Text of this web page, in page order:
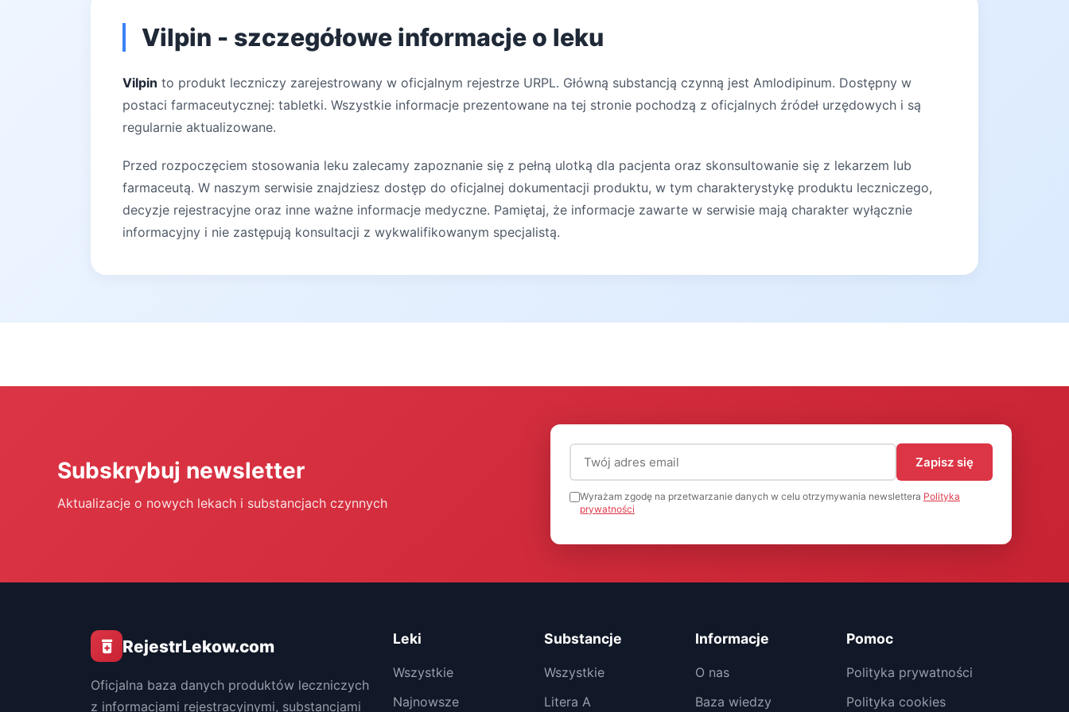
Vilpin - szczegółowe informacje o leku
Vilpin to produkt leczniczy zarejestrowany w oficjalnym rejestrze URPL. Główną substancją czynną jest Amlodipinum. Dostępny w
postaci farmaceutycznej: tabletki. Wszystkie informacje prezentowane na tej stronie pochodzą z oficjalnych źródeł urzędowych i są
regularnie aktualizowane.
Przed rozpoczęciem stosowania leku zalecamy zapoznanie się z pełną ulotką dla pacjenta oraz skonsultowanie się z lekarzem lub
farmaceutą. W naszym serwisie znajdziesz dostęp do oficjalnej dokumentacji produktu, w tym charakterystykę produktu leczniczego,
decyzje rejestracyjne oraz inne ważne informacje medyczne. Pamiętaj, że informacje zawarte w serwisie mają charakter wyłącznie
informacyjny i nie zastępują konsultacji z wykwalifikowanym specjalistą.
Subskrybuj newsletter
Aktualizacje o nowych lekach i substancjach czynnych
Adres email (wymagany)
Zapisz się
Wyrażam zgodę na przetwarzanie danych w celu otrzymywania newslettera Polityka
prywatności
RejestrLekow.com
Oficjalna baza danych produktów leczniczych
z informacjami rejestracyjnymi, substancjami
Leki
Wszystkie
Najnowsze
Substancje
Wszystkie
Litera A
Informacje
O nas
Baza wiedzy
Pomoc
Polityka prywatności
Polityka cookies